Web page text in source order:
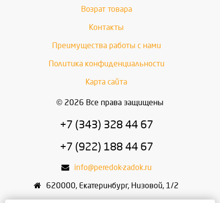
Возрат товара
Контакты
Преимущества работы с нами
Политика конфиденциальности
Карта сайта
© 2026 Все права защищены
+7 (343) 328 44 67
+7 (922) 188 44 67
info@peredok-zadok.ru
620000, Екатеринбург, Низовой, 1/2